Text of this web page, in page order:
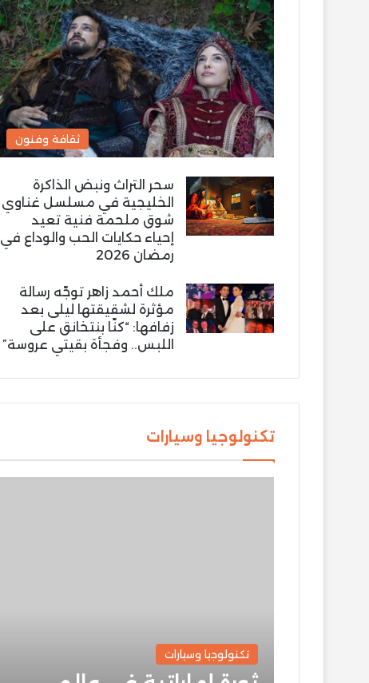
ثقافة وفنون
سحر التراث ونبض الذاكرة
الخليجية في مسلسل غناوي
شوق ملحمة فنية تعيد
إحياء حكايات الحب والوداع في
رمضان 2026
ملك أحمد زاهر توجّه رسالة
مؤثرة لشقيقتها ليلى بعد
زفافها: “كنّا بنتخانق على
اللبس.. وفجأة بقيتي عروسة”
تكنولوجيا وسيارات
تكنولوجيا وسيارات